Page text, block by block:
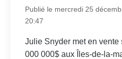
Publié le mercredi 25
20:47
Julie Snyder met en vente
000 000$ aux Îles-de-la-